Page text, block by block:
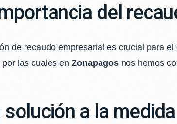
del
de recaudo empresarial es crucial para
por las cuales enZonapagos nos hemos
solución a la